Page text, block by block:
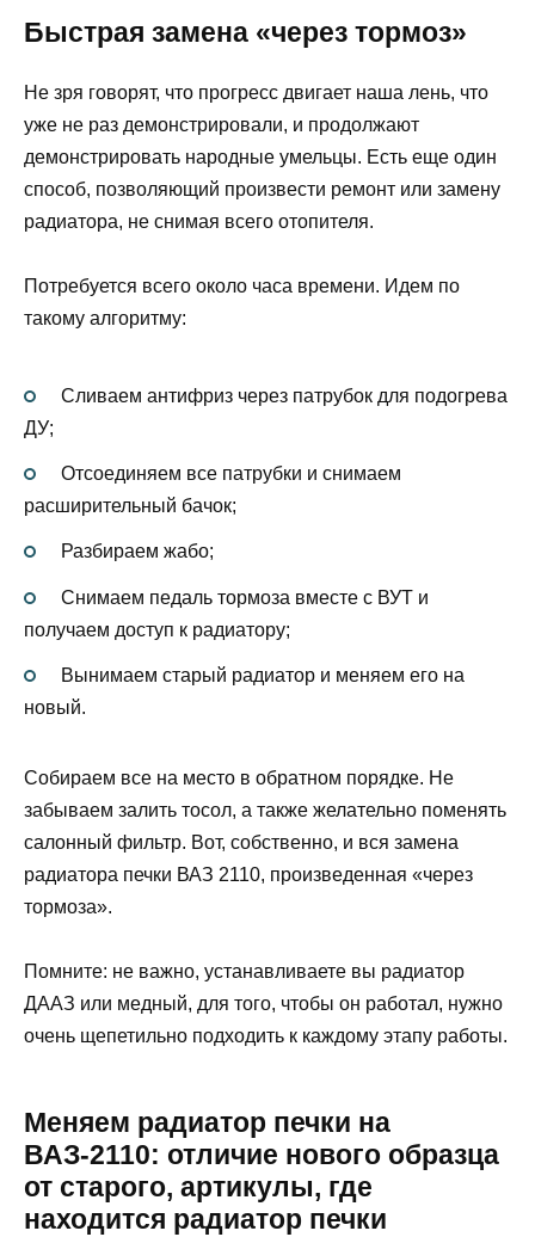
Быстрая замена «через тормоз»
Не зря говорят, что прогресс двигает наша лень, что
уже не раз демонстрировали, и продолжают
демонстрировать народные умельцы. Есть еще один
способ, позволяющий произвести ремонт или замену
радиатора, не снимая всего отопителя.
Потребуется всего около часа времени. Идем по
такому алгоритму:
Сливаем антифриз через патрубок для подогрева
ДУ;
Отсоединяем все патрубки и снимаем
расширительный бачок;
Разбираем жабо;
Снимаем педаль тормоза вместе с ВУТ и
получаем доступ к радиатору;
Вынимаем старый радиатор и меняем его на
новый.
Собираем все на место в обратном порядке. Не
забываем залить тосол, а также желательно поменять
салонный фильтр. Вот, собственно, и вся замена
радиатора печки ВАЗ 2110, произведенная «через
тормоза».
Помните: не важно, устанавливаете вы радиатор
ДААЗ или медный, для того, чтобы он работал, нужно
очень щепетильно подходить к каждому этапу работы.
Меняем радиатор печки на
ВАЗ-2110: отличие нового образца
от старого, артикулы, где
находится радиатор печки